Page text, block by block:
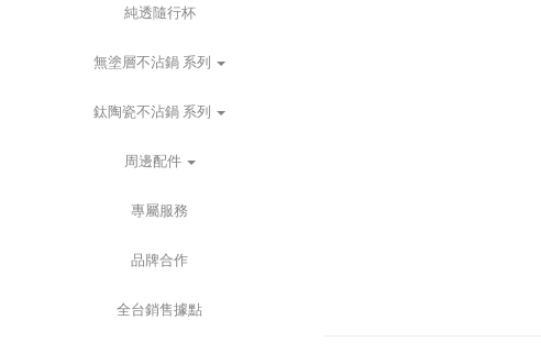
純透隨行杯
無塗層不沾鍋 系列
鈦陶瓷不沾鍋 系列
周邊配件
專屬服務
品牌合作
全台銷售據點